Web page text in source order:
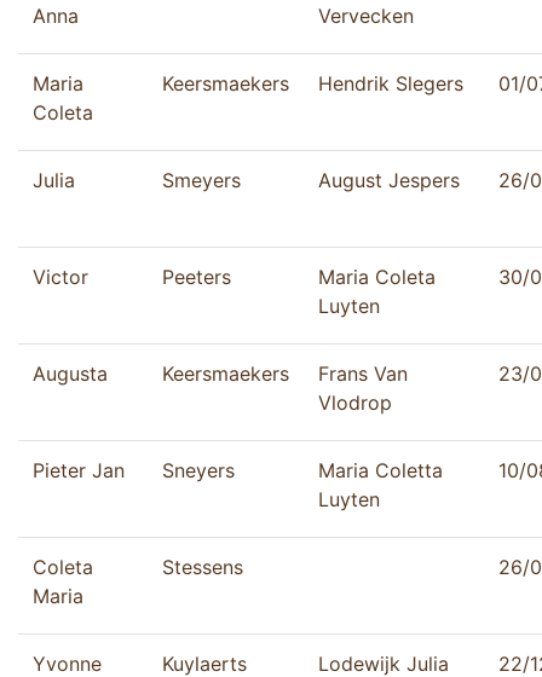
Anna
Vervecken
Maria
Coleta
Keersmaekers Hendrik Slegers 01/
Julia Smeyers August Jespers 26/
Victor Peeters
Maria Coleta
Luyten
30/
Augusta Keersmaekers
Frans Van
Vlodrop
23/
Pieter Jan Sneyers
Maria Coletta
Luyten
10/
Coleta
Maria
Stessens 26/
Yvonne Kuylaerts
Lodewijk Julia
22/